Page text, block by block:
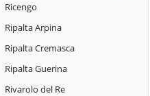
Ricengo
Ripalta Arpina
Ripalta Cremasca
Ripalta Guerina
Rivarolo del Re